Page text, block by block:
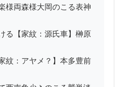
様両森様大岡のこる表神
る【家紋：源氏車】榊原
紋：アヤメ？】本多豊前